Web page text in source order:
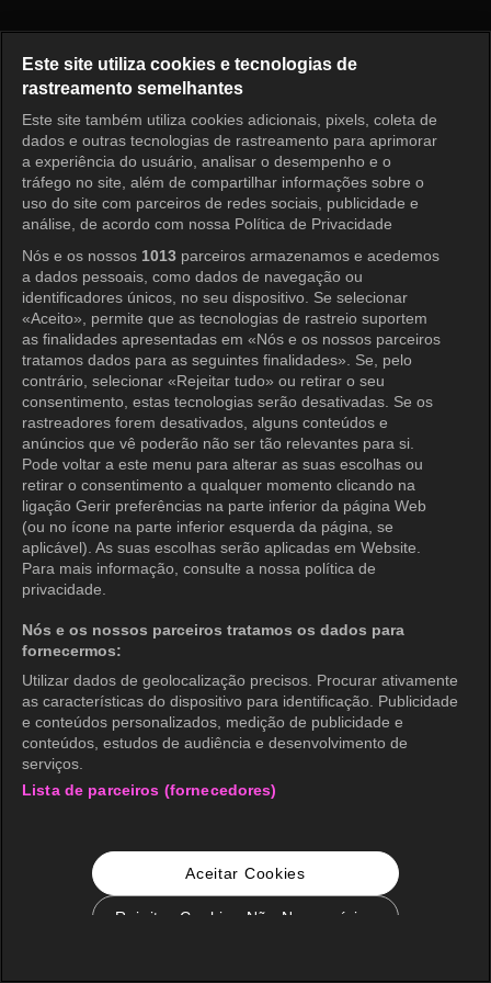
Entrar
Este site utiliza cookies e tecnologias de
rastreamento semelhantes
Este site também utiliza cookies adicionais, pixels, coleta de
dados e outras tecnologias de rastreamento para aprimorar
a experiência do usuário, analisar o desempenho e o
tráfego no site, além de compartilhar informações sobre o
uso do site com parceiros de redes sociais, publicidade e
análise, de acordo com nossa Política de Privacidade
Nós e os nossos 1013 parceiros armazenamos e acedemos
a dados pessoais, como dados de navegação ou
identificadores únicos, no seu dispositivo. Se selecionar
«Aceito», permite que as tecnologias de rastreio suportem
as finalidades apresentadas em «Nós e os nossos parceiros
tratamos dados para as seguintes finalidades». Se, pelo
contrário, selecionar «Rejeitar tudo» ou retirar o seu
consentimento, estas tecnologias serão desativadas. Se os
rastreadores forem desativados, alguns conteúdos e
anúncios que vê poderão não ser tão relevantes para si.
Pode voltar a este menu para alterar as suas escolhas ou
retirar o consentimento a qualquer momento clicando na
ligação Gerir preferências na parte inferior da página Web
(ou no ícone na parte inferior esquerda da página, se
aplicável). As suas escolhas serão aplicadas em Website.
Para mais informação, consulte a nossa política de
privacidade.
Nós e os nossos parceiros tratamos os dados para
fornecermos:
Utilizar dados de geolocalização precisos. Procurar ativamente
as características do dispositivo para identificação. Publicidade
e conteúdos personalizados, medição de publicidade e
conteúdos, estudos de audiência e desenvolvimento de
serviços.
Lista de parceiros (fornecedores)
Aceitar Cookies
Rejeitar Cookies Não Necessários